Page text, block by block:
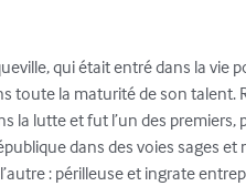
qui était entré dans la
toute la maturité de son
la lutte et fut l’un des
dans des voies sages
: périlleuse et ingrate